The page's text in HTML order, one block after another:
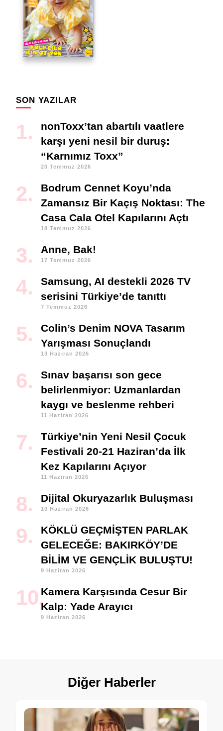
SON YAZILAR
nonToxx’tan abartılı vaatlere
karşı yeni nesil bir duruş:
“Karnımız Toxx”
20 Temmuz 2026
Bodrum Cennet Koyu’nda
Zamansız Bir Kaçış Noktası: The
Casa Cala Otel Kapılarını Açtı
18 Temmuz 2026
Anne, Bak!
17 Temmuz 2026
Samsung, AI destekli 2026 TV
serisini Türkiye’de tanıttı
7 Temmuz 2026
Colin’s Denim NOVA Tasarım
Yarışması Sonuçlandı
13 Haziran 2026
Sınav başarısı son gece
belirlenmiyor: Uzmanlardan
kaygı ve beslenme rehberi
11 Haziran 2026
Türkiye’nin Yeni Nesil Çocuk
Festivali 20-21 Haziran’da İlk
Kez Kapılarını Açıyor
11 Haziran 2026
Dijital Okuryazarlık Buluşması
10 Haziran 2026
KÖKLÜ GEÇMİŞTEN PARLAK
GELECEĞE: BAKIRKÖY’DE
BİLİM VE GENÇLİK BULUŞTU!
9 Haziran 2026
Kamera Karşısında Cesur Bir
Kalp: Yade Arayıcı
9 Haziran 2026
Diğer Haberler